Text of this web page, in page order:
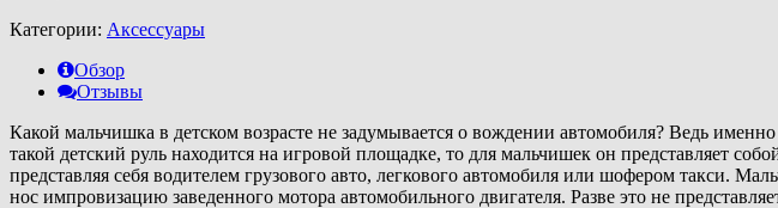
Категории: Аксессуары
Обзор
Отзывы
Какой мальчишка в детском возрасте не задумывается о вождении автомобиля? Ведь
такой детский руль находится на игровой площадке, то для мальчишек он представляет
представляя себя водителем грузового авто, легкового автомобиля или шофером такси.
нос импровизацию заведенного мотора автомобильного двигателя. Разве это не